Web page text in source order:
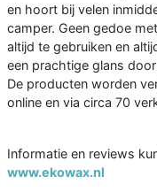
en hoort bij velen
camper. Geen gedoe
altijd te gebruiken en
een prachtige glans
De producten worden
online en via circa 70
Informatie en reviews
www.ekowax.nl